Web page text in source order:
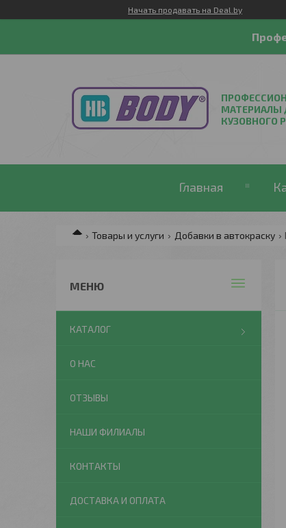
Начать продавать на Deal.by
МАТЕРИАЛЫ
КУЗОВНОГО
Главная
Товары и услуги Добавки в автокраску
КАТАЛОГ
О НАС
ОТЗЫВЫ
НАШИ ФИЛИАЛЫ
КОНТАКТЫ
ДОСТАВКА И ОПЛАТА